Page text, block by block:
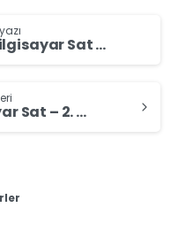
Trabzon Tablet Bilgisayar Sat – 2. El Tablet Alan Yerler
Uşak Tablet Bilgisayar Sat – 2. El Tablet Alan Yerler